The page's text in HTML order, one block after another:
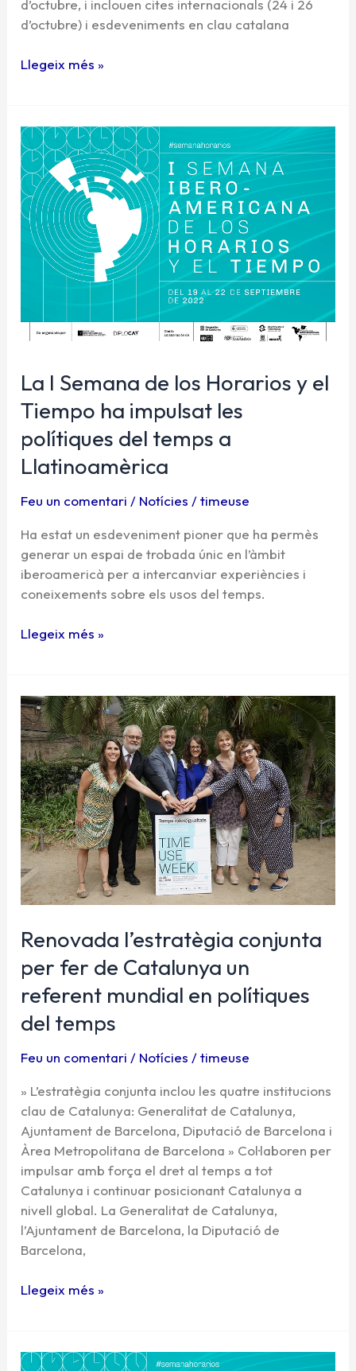
d’octubre, i inclouen cites internacionals (24 i 26
d’octubre) i esdeveniments en clau catalana
Llegeix més »
La I Semana de los Horarios y el
Tiempo ha impulsat les
polítiques del temps a
Llatinoamèrica
Feu un comentari / Notícies /timeuse
Ha estat un esdeveniment pioner que ha permès
generar un espai de trobada únic en l’àmbit
iberoamericà per a intercanviar experiències i
coneixements sobre els usos del temps.
La
I
Semana
de
los
Horarios
impulsat
polítiques
del
temps
a
Llatinoamèrica
Llegeix més »
Renovada l’estratègia conjunta
per fer de Catalunya un
referent mundial en polítiques
del temps
Feu un comentari / Notícies /timeuse
» L’estratègia conjunta inclou les quatre institucions
clau de Catalunya: Generalitat de Catalunya,
Ajuntament de Barcelona, Diputació de Barcelona i
Àrea Metropolitana de Barcelona » Col·laboren per
impulsar amb força el dret al temps a tot
Catalunya i continuar posicionant Catalunya a
nivell global. La Generalitat de Catalunya,
l’Ajuntament de Barcelona, la Diputació de
Barcelona,
Renovada
l’estratègia
conjunta
per
fer
de
Catalunya
un
referent
mundial
en
del
temps
Llegeix més »
La